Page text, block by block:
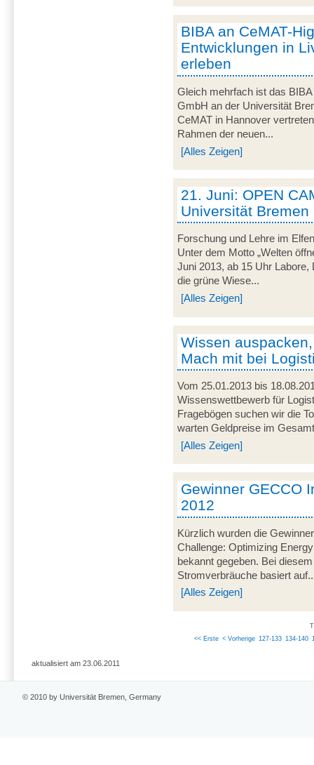
BIBA an CeMAT-
Entwicklungen in
erleben
Gleich mehrfach ist das
GmbH an der Universität
CeMAT in Hannover
Rahmen der neuen...
[Alles Zeigen]
21. Juni: OPEN
Universität Bremen
Forschung und Lehre im
Unter dem Motto „Welten
Juni 2013, ab 15 Uhr
die grüne Wiese...
[Alles Zeigen]
Wissen
Mach mit bei
Vom 25.01.2013 bis
Wissenswettbewerb für
Fragebögen suchen wir die
warten Geldpreise im
[Alles Zeigen]
Gewinner GECCO
2012
Kürzlich wurden die
Challenge: Optimizing
bekannt gegeben. Bei
Stromverbräuche basiert
[Alles Zeigen]
<< Erste < Vorherige 127-133 134-140
aktualisiert am 23.06.2011
© 2010 by Universität Bremen, Germany